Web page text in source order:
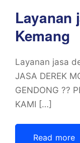
Layanan
Kemang
Layanan jasa
JASA DEREK
GENDONG ??
KAMI […]
Read more